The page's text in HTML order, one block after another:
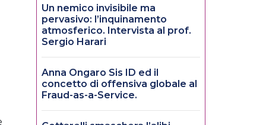
Un nemico invisibile ma
pervasivo: l’inquinamento
atmosferico. Intervista al prof.
Sergio Harari
Anna Ongaro Sis ID ed il
concetto di offensiva globale al
Fraud-as-a-Service.